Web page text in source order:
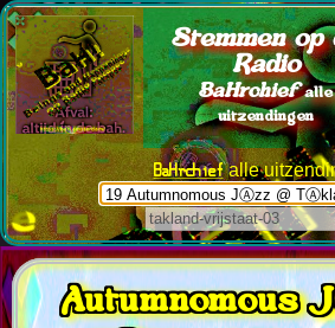
Stemmen op
Radio
BaHrchief alle
uitzendingen
BaHrchiefalle
Autumnomous